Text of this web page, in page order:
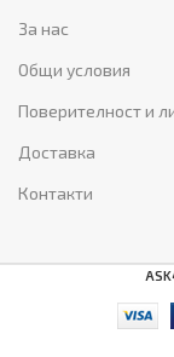
За нас
Общи условия
Поверителност и
Доставка
Контакти